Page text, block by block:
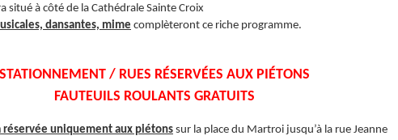
situé à côté de la Cathédrale Sainte Croix
dansantes, mime complèteront ce riche programme.
STATIONNEMENT / RUES RÉSERVÉES AUX PIÉTONS
FAUTEUILS ROULANTS GRATUITS
réservée uniquement aux piétons sur la place du Martroi jusqu’à la rue Jeanne